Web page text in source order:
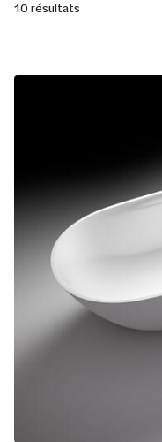
10 résultats